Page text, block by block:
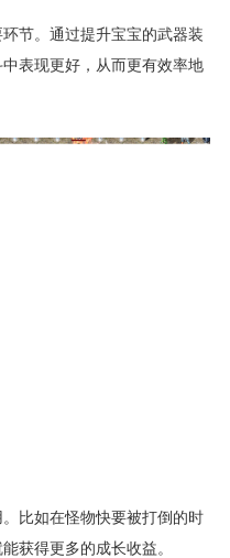
节。通过提升宝宝的武器装
表现更好，从而更有效率地
比如在怪物快要被打倒的时
获得更多的成长收益。